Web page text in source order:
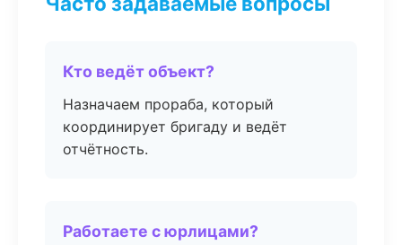
Кто ведёт объект?
Назначаем прораба, который
координирует бригаду и ведёт
отчётность.
Работаете с юрлицами?